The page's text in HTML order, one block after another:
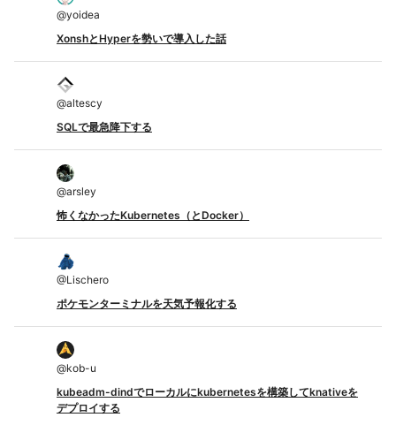
@yoidea
XonshとHyperを勢いで導入した話
@altescy
SQLで最急降下する
@arsley
怖くなかったKubernetes（とDocker）
@Lischero
ポケモンターミナルを天気予報化する
@kob-u
kubeadm-dindでローカルにkubernetesを構築してknativeを
デプロイする